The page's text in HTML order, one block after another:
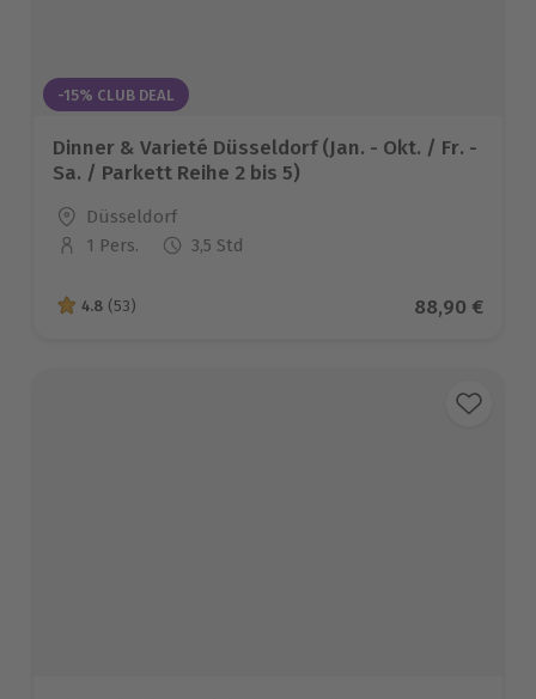
-15% CLUB DEAL
Dinner & Varieté Düsseldorf (Jan. - Okt. / Fr. -
Sa. / Parkett Reihe 2 bis 5)
Standort
Düsseldorf
Anzahl der Teilnehmer
1 Pers. 3,5 Std
4.8 von 5 Sternen basierend auf 53 Bewertungen
4.8 (53) Aktueller
88,90 €